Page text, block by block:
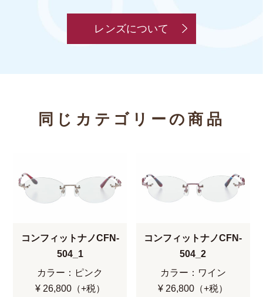
レンズについて
同じカテゴリーの商品
コンフィットナノCFN-
504_1
カラー：ピンク
¥ 26,800（+税）
コンフィットナノCFN-
504_2
カラー：ワイン
¥ 26,800（+税）